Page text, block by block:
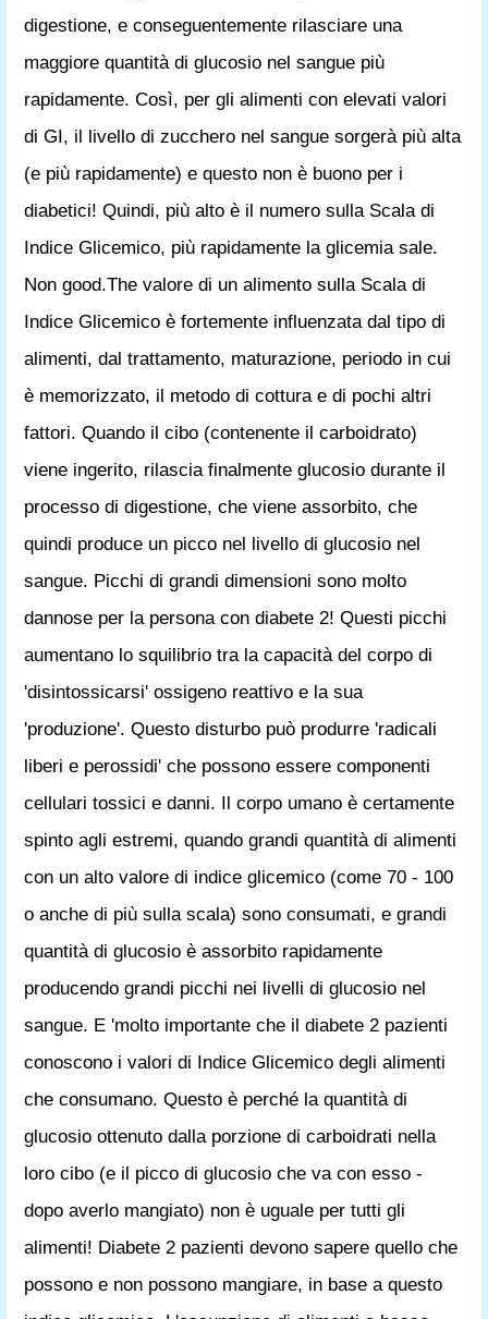
digestione, e conseguentemente rilasciare una
maggiore quantità di glucosio nel sangue più
rapidamente. Così, per gli alimenti con elevati valori
di GI, il livello di zucchero nel sangue sorgerà più alta
(e più rapidamente) e questo non è buono per i
diabetici! Quindi, più alto è il numero sulla Scala di
Indice Glicemico, più rapidamente la glicemia sale.
Non good.The valore di un alimento sulla Scala di
Indice Glicemico è fortemente influenzata dal tipo di
alimenti, dal trattamento, maturazione, periodo in cui
è memorizzato, il metodo di cottura e di pochi altri
fattori. Quando il cibo (contenente il carboidrato)
viene ingerito, rilascia finalmente glucosio durante il
processo di digestione, che viene assorbito, che
quindi produce un picco nel livello di glucosio nel
sangue. Picchi di grandi dimensioni sono molto
dannose per la persona con diabete 2! Questi picchi
aumentano lo squilibrio tra la capacità del corpo di
'disintossicarsi' ossigeno reattivo e la sua
'produzione'. Questo disturbo può produrre 'radicali
liberi e perossidi' che possono essere componenti
cellulari tossici e danni. Il corpo umano è certamente
spinto agli estremi, quando grandi quantità di alimenti
con un alto valore di indice glicemico (come 70 - 100
o anche di più sulla scala) sono consumati, e grandi
quantità di glucosio è assorbito rapidamente
producendo grandi picchi nei livelli di glucosio nel
sangue. E 'molto importante che il diabete 2 pazienti
conoscono i valori di Indice Glicemico degli alimenti
che consumano. Questo è perché la quantità di
glucosio ottenuto dalla porzione di carboidrati nella
loro cibo (e il picco di glucosio che va con esso -
dopo averlo mangiato) non è uguale per tutti gli
alimenti! Diabete 2 pazienti devono sapere quello che
possono e non possono mangiare, in base a questo